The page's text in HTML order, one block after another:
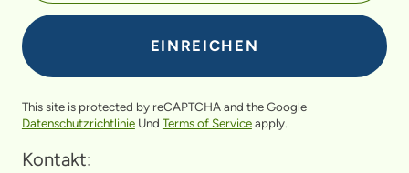
This site is protected by reCAPTCHA and the Google
DatenschutzrichtlinieUnd Terms of Serviceapply.
Kontakt: